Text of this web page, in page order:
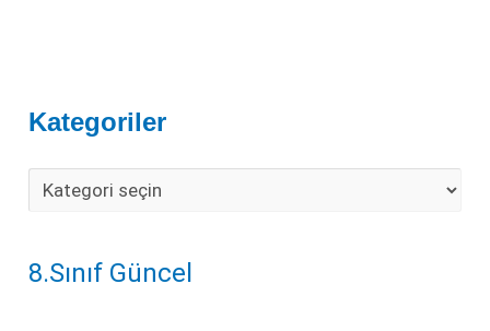
Kategoriler
8.Sınıf Güncel